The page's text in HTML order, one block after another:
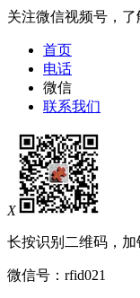
关注微信视频号，
首页
电话
微信
联系我们
X
长按识别二维码，
微信号： rfid021